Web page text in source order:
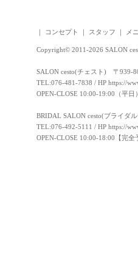
｜ コンセプト ｜ スタッフ ｜ メ
Copyright© 2011-2026 SALON
SALON cesto(チェスト) 〒939-
TEL:076-481-7838 / HP https://
OPEN-CLOSE 10:00-19:00（平
BRIDAL SALON cesto(ブライダ
TEL:076-492-5111 / HP https://
OPEN-CLOSE 10:00-18:00【完